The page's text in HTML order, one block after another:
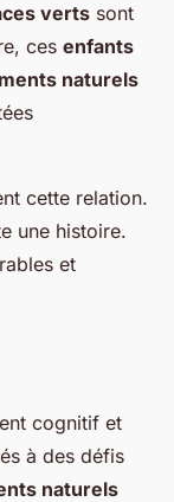
verts sont
ces enfants
naturels
cette relation.
une histoire.
et
cognitif et
à des défis
naturels